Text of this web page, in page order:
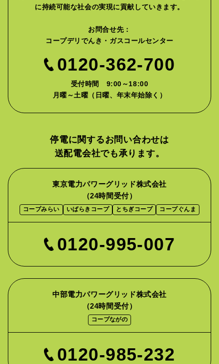
に持続可能な社会の実現に貢献していきます。
お問合せ先：
コープデリでんき・ガスコールセンター
0120-362-700
受付時間 9:00～18:00
月曜～土曜（日曜、年末年始除く）
停電に関するお問い合わせは
送配電会社でも承ります。
東京電力パワーグリッド株式会社
（24時間受付）
コープみらい いばらきコープ とちぎコープ コープぐんま
0120-995-007
中部電力パワーグリッド株式会社
（24時間受付）
コープながの
0120-985-232